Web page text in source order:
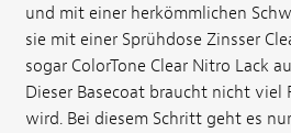
und mit einer herkömmlichen
sie mit einer Sprühdose Zinsser
sogar ColorTone Clear Nitro Lack
Dieser Basecoat braucht nicht viel
wird. Bei diesem Schritt geht es